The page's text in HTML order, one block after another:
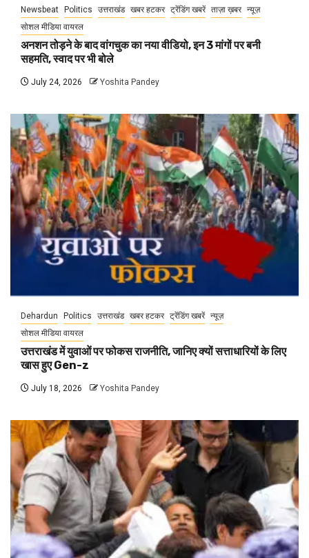
Newsbeat Politics उत्तराखंड खबर हटकर ट्रेंडिंग खबरें ताज़ा ख़बर न्यूज़
सोशल मीडिया वायरल
अनशन तोड़ने के बाद वांगचुक का नया वीडियो, इन 3 मांगों पर बनी
सहमति, स्वाद पर भी बोले
July 24, 2026 Yoshita Pandey
Dehardun Politics उत्तराखंड खबर हटकर ट्रेंडिंग खबरें न्यूज़
सोशल मीडिया वायरल
उत्तराखंड में युवाओं पर फोकस राजनीति, जानिए क्यों सत्ताधारियों के लिए
खास हुए Gen-z
July 18, 2026 Yoshita Pandey